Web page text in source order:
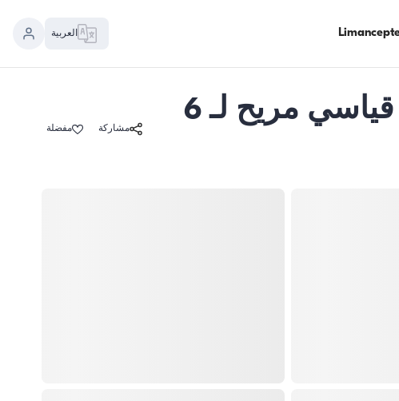
العربية
يوم هادئ في الخلجان المخفية في فتحية مع قارب قياسي مريح لـ 6
مشاركة مفضلة